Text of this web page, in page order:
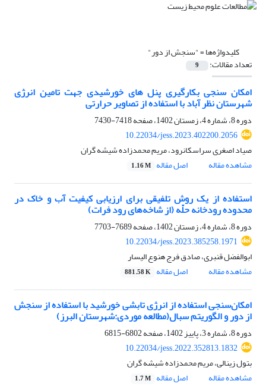
کلیدواژه‌ها ="سنجش از دور"
تعداد مقالات: 9
امکان سنجی بکارگیری پنل های خورشیدی جهت تامین انرژی
شهرستان نظر آباد با استفاده از تصاویر حرارتی
دوره 8، شماره 4، زمستان 1402، صفحه
7418-7430
10.22034/jess.2023.402200.2056
صیاد اصغری سراسکانرود، مریم محمدزاده شیشه گران
مشاهده مقاله
اصل مقاله 1.16 M
استفاده از یک روش تلفیقی برای ارزیابی کیفیت آب و خاک در
محدوده رودخانه حلّه (از شاخه‌های رود فرات)
دوره 8، شماره 4، زمستان 1402، صفحه
7689-7703
10.22034/jess.2023.385258.1971
ابوالفضل قنبری، صادق فرج هنوع الیسار
مشاهده مقاله
اصل مقاله 881.58 K
امکان‌سنجی استفاده از انرژی تابشی خورشید با استفاده از سنجش
از دور و الگوریتم سبال(مطالعه موردی:شهرستان البرز)
دوره 8، شماره 3، پاییز 1402، صفحه
6802-6815
10.22034/jess.2022.352813.1832
بتول زینالی، مریم محمدزاده شیشه گران
مشاهده مقاله
اصل مقاله 1.7 M